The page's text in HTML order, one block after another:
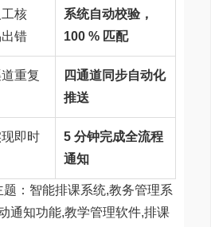
核
错
系统自动校验，
100 % 匹配
重复
四通道同步自动化
推送
即时
5 分钟完成全流程
通知
：智能排课系统,教务管理系
通知功能,教学管理软件,排课